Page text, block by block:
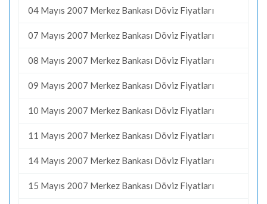
04 Mayıs 2007 Merkez Bankası Döviz Fiyatları
07 Mayıs 2007 Merkez Bankası Döviz Fiyatları
08 Mayıs 2007 Merkez Bankası Döviz Fiyatları
09 Mayıs 2007 Merkez Bankası Döviz Fiyatları
10 Mayıs 2007 Merkez Bankası Döviz Fiyatları
11 Mayıs 2007 Merkez Bankası Döviz Fiyatları
14 Mayıs 2007 Merkez Bankası Döviz Fiyatları
15 Mayıs 2007 Merkez Bankası Döviz Fiyatları